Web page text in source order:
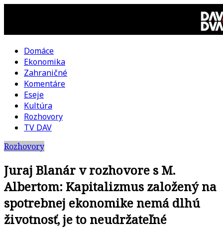
DAV
DVA
kultúrno-
politická
revue
Domáce
Ekonomika
Zahraničné
Komentáre
Eseje
Kultúra
Rozhovory
TV DAV
Rozhovory
Juraj Blanár v rozhovore s M.
Albertom: Kapitalizmus založený na
spotrebnej ekonomike nemá dlhú
životnosť, je to neudržateľné